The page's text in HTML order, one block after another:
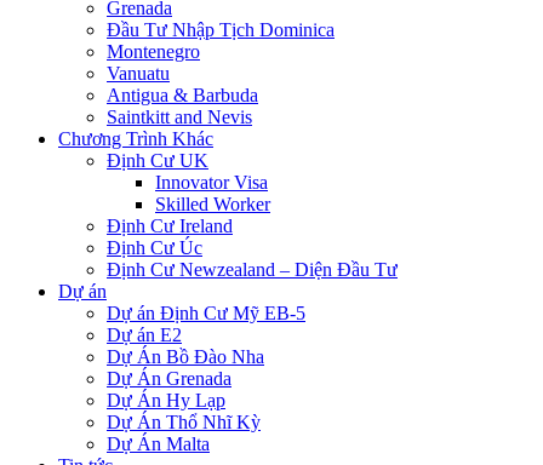
Grenada
Đầu Tư Nhập Tịch Dominica
Montenegro
Vanuatu
Antigua & Barbuda
Saintkitt and Nevis
Chương Trình Khác
Định Cư UK
Innovator Visa
Skilled Worker
Định Cư Ireland
Định Cư Úc
Định Cư Newzealand – Diện Đầu Tư
Dự án
Dự án Định Cư Mỹ EB-5
Dự án E2
Dự Án Bồ Đào Nha
Dự Án Grenada
Dự Án Hy Lạp
Dự Án Thổ Nhĩ Kỳ
Dự Án Malta